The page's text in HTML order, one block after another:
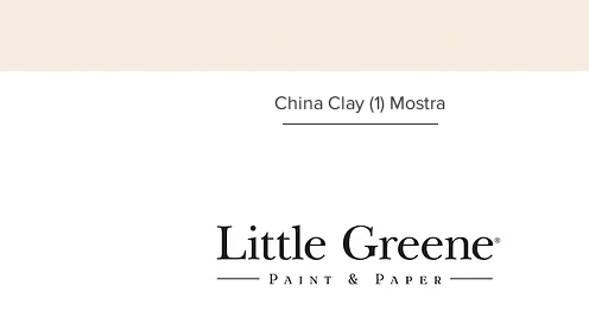
Afișare rapidă
China Clay (1) Mostra